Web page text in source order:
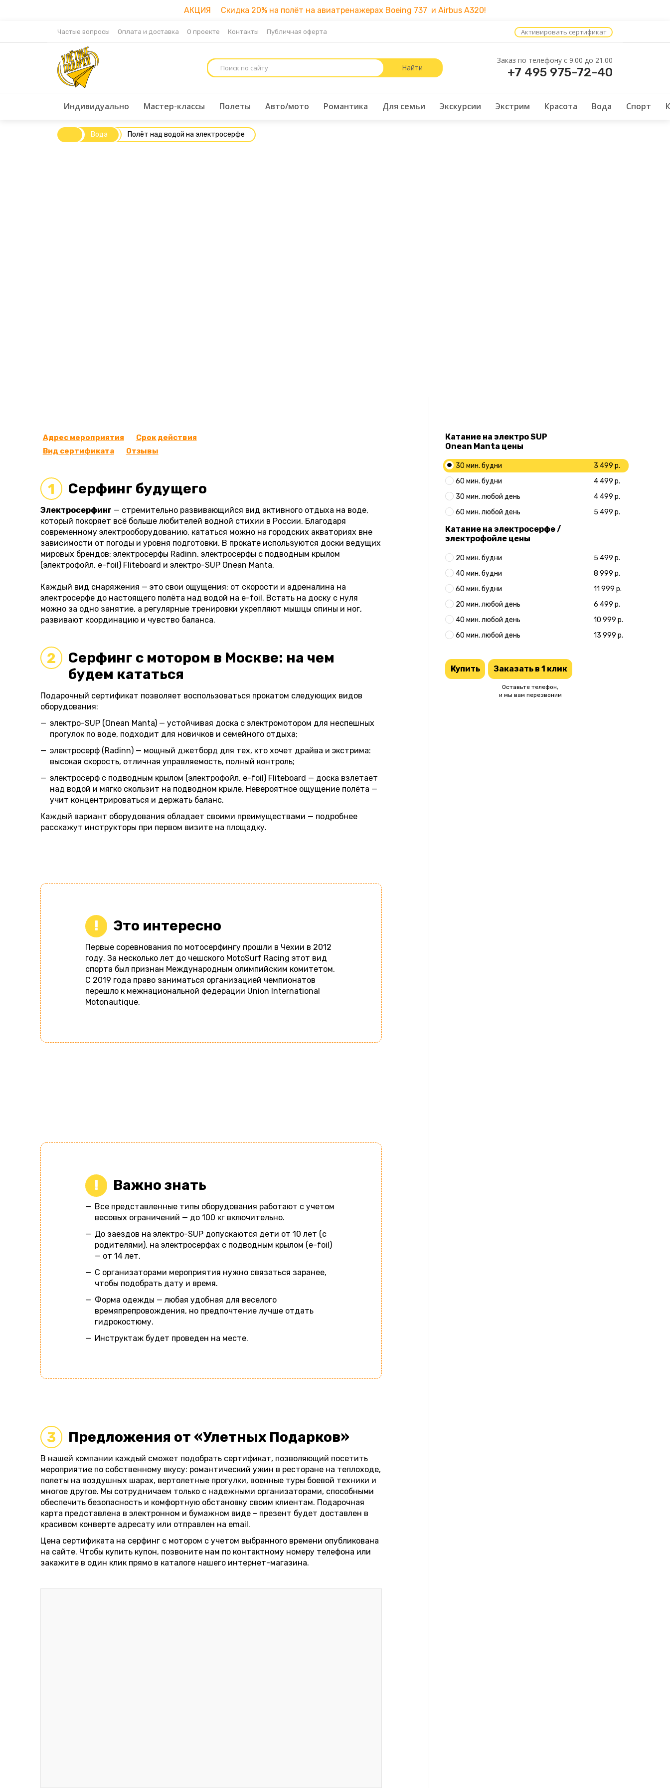
АКЦИЯ Скидка 20% на полёт на авиатренажерах Boeing 737 и Airbus A320!
Заказ по телефону c 9.00 до 21.00
+7 495 975-72-40
Активировать сертификат
Индивидуально Мастер-классы Полеты Авто/мото Романтика Для семьи Экскурсии Экстрим Красота Вода Спорт
Частые вопросы Оплата и доставка О проекте Контакты Публичная оферта
Вода Полёт над водой на электросерфе
Катание на электро SUP
Onean Manta цены
30 мин. будни
3 499 р.
60 мин. будни
4 499 р.
30 мин. любой день
4 499 р.
60 мин. любой день
5 499 р.
Катание на электросерфе /
электрофойле цены
20 мин. будни
5 499 р.
40 мин. будни
8 999 р.
60 мин. будни
11 999 р.
20 мин. любой день
6 499 р.
40 мин. любой день
10 999 р.
60 мин. любой день
13 999 р.
Купить Заказать в 1 клик
Оставьте телефон,
и мы вам перезвоним
Адрес мероприятия
Срок действия
Вид сертификата
Отзывы
1 Серфинг будущего
Электросерфинг — стремительно развивающийся вид активного отдыха на воде,
который покоряет всё больше любителей водной стихии в России. Благодаря
современному электрооборудованию, кататься можно на городских акваториях вне
зависимости от погоды и уровня подготовки. В прокате используются доски ведущих
мировых брендов: электросерфы Radinn, электросерфы с подводным крылом
(электрофойл, e-foil) Fliteboard и электро-SUP Onean Manta.
Каждый вид снаряжения — это свои ощущения: от скорости и адреналина на
электросерфе до настоящего полёта над водой на e-foil. Встать на доску с нуля
можно за одно занятие, а регулярные тренировки укрепляют мышцы спины и ног,
развивают координацию и чувство баланса.
2
Серфинг с мотором в Москве: на чем
будем кататься
Подарочный сертификат позволяет воспользоваться прокатом следующих видов
оборудования:
электро-SUP (Onean Manta) — устойчивая доска с электромотором для неспешных
прогулок по воде, подходит для новичков и семейного отдыха;
электросерф (Radinn) — мощный джетборд для тех, кто хочет драйва и экстрима:
высокая скорость, отличная управляемость, полный контроль;
электросерф с подводным крылом (электрофойл, e-foil) Fliteboard — доска взлетает
над водой и мягко скользит на подводном крыле. Невероятное ощущение полёта —
учит концентрироваться и держать баланс.
Каждый вариант оборудования обладает своими преимуществами — подробнее
расскажут инструкторы при первом визите на площадку.
Это интересно
Первые соревнования по мотосерфингу прошли в Чехии в 2012
году. За несколько лет до чешского MotoSurf Racing этот вид
спорта был признан Международным олимпийским комитетом.
С 2019 года право заниматься организацией чемпионатов
перешло к межнациональной федерации Union International
Motonautique.
Важно знать
Все представленные типы оборудования работают с учетом
весовых ограничений — до 100 кг включительно.
До заездов на электро-SUP допускаются дети от 10 лет (с
родителями), на электросерфах с подводным крылом (e-foil)
— от 14 лет.
С организаторами мероприятия нужно связаться заранее,
чтобы подобрать дату и время.
Форма одежды — любая удобная для веселого
времяпрепровождения, но предпочтение лучше отдать
гидрокостюму.
Инструктаж будет проведен на месте.
3 Предложения от «Улетных Подарков»
В нашей компании каждый сможет подобрать сертификат, позволяющий посетить
мероприятие по собственному вкусу: романтический ужин в ресторане на теплоходе,
полеты на воздушных шарах, вертолетные прогулки, военные туры боевой техники и
многое другое. Мы сотрудничаем только с надежными организаторами, способными
обеспечить безопасность и комфортную обстановку своим клиентам. Подарочная
карта представлена в электронном и бумажном виде – презент будет доставлен в
красивом конверте адресату или отправлен на email.
Цена сертификата на серфинг с мотором с учетом выбранного времени опубликована
на сайте. Чтобы купить купон, позвоните нам по контактному номеру телефона или
закажите в один клик прямо в каталоге нашего интернет-магазина.